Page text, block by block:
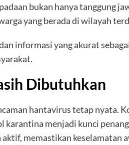
bukan hanya tanggung
yang berada di wilayah
informasi yang akurat
Dibutuhkan
hantavirus tetap nyata.
karantina menjadi kunci
memastikan keselamatan